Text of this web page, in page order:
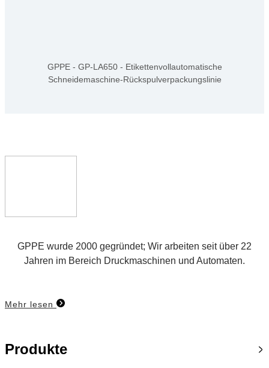
GPPE - GP-LA650 - Etikettenvollautomatische
Schneidemaschine-Rückspulverpackungslinie
GPPE wurde 2000 gegründet; Wir arbeiten seit über 22
Jahren im Bereich Druckmaschinen und Automaten.
Mehr lesen
Produkte